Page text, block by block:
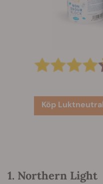
Köp
1. Northern Light